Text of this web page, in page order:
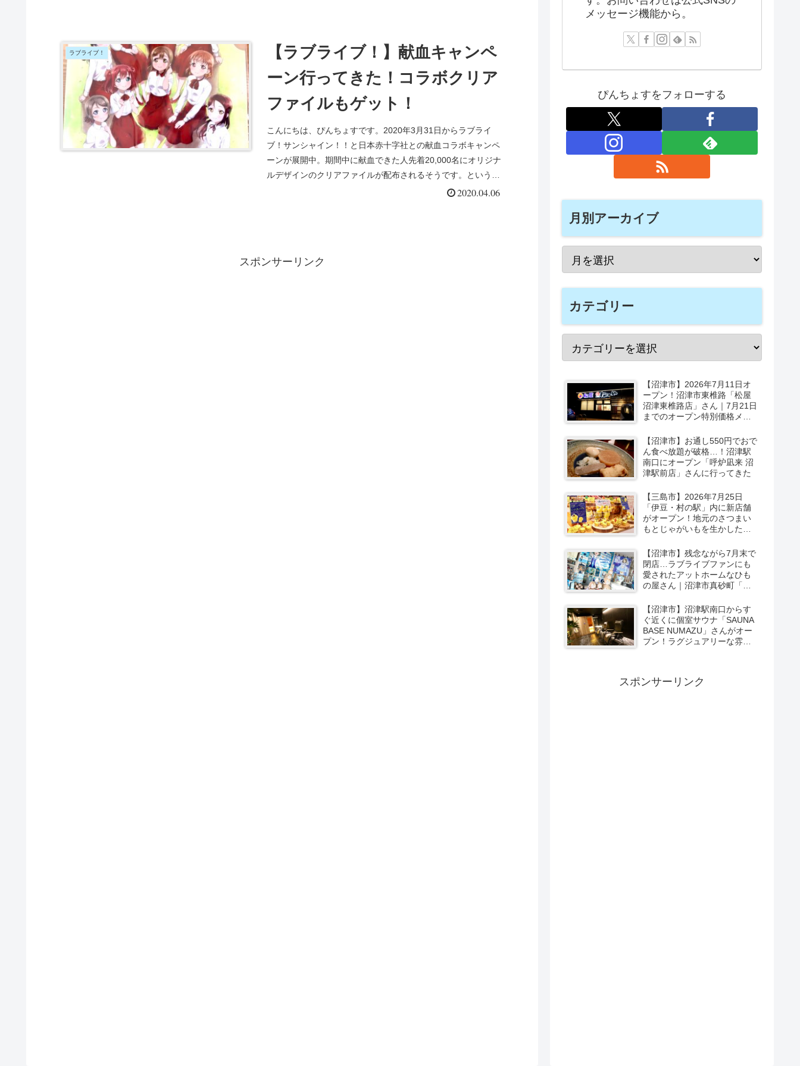
ラブライブ！
【ラブライブ！】献血キャンペ
ーン行ってきた！コラボクリア
ファイルもゲット！
こんにちは、ぴんちょすです。2020年3月31日からラブライ
ブ！サンシャイン！！と日本赤十字社との献血コラボキャンペ
ーンが展開中。期間中に献血できた人先着20,000名にオリジナ
ルデザインのクリアファイルが配布されるそうです。というこ
2020.04.06
スポンサーリンク
メッセージ機能から。
ぴんちょすをフォローする
月別アーカイブ
カテゴリー
【沼津市】2026年7月11日オ
ープン！沼津市東椎路「松屋
沼津東椎路店」さん｜7月21日
までのオープン特別価格メニ
【沼津市】お通し550円でおで
ん食べ放題が破格…！沼津駅
南口にオープン「呼炉凪来 沼
津駅前店」さんに行ってきた
【三島市】2026年7月25日
「伊豆・村の駅」内に新店舗
がオープン！地元のさつまい
もとじゃがいもを生かしたベ
と足お先に実食レポ【PR】
【沼津市】残念ながら7月末で
閉店…ラブライブファンにも
愛されたアットホームなひも
の屋さん｜沼津市真砂町「渡
【沼津市】沼津駅南口からす
ぐ近くに個室サウナ「SAUNA
BASE NUMAZU」さんがオー
プン！ラグジュアリーな雰囲
スポンサーリンク